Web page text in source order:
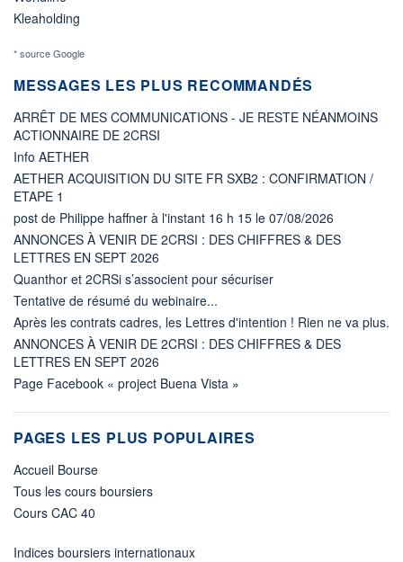
Kleaholding
* source Google
MESSAGES LES PLUS RECOMMANDÉS
ARRÊT DE MES COMMUNICATIONS - JE RESTE NÉANMOINS
ACTIONNAIRE DE 2CRSI
Info AETHER
AETHER ACQUISITION DU SITE FR SXB2 : CONFIRMATION /
ETAPE 1
post de Philippe haffner à l'instant 16 h 15 le 07/08/2026
ANNONCES À VENIR DE 2CRSI : DES CHIFFRES & DES
LETTRES EN SEPT 2026
Quanthor et 2CRSi s’associent pour sécuriser
Tentative de résumé du webinaire...
Après les contrats cadres, les Lettres d'intention ! Rien ne va plus.
ANNONCES À VENIR DE 2CRSI : DES CHIFFRES & DES
LETTRES EN SEPT 2026
Page Facebook « project Buena Vista »
PAGES LES PLUS POPULAIRES
Accueil Bourse
Tous les cours boursiers
Cours CAC 40
Indices boursiers internationaux